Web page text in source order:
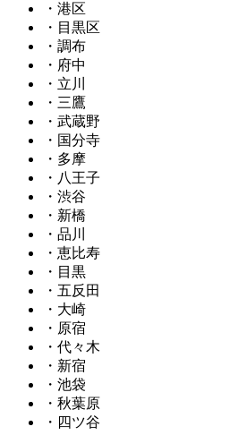
・港区
・目黒区
・調布
・府中
・立川
・三鷹
・武蔵野
・国分寺
・多摩
・八王子
・渋谷
・新橋
・品川
・恵比寿
・目黒
・五反田
・大崎
・原宿
・代々木
・新宿
・池袋
・秋葉原
・四ツ谷